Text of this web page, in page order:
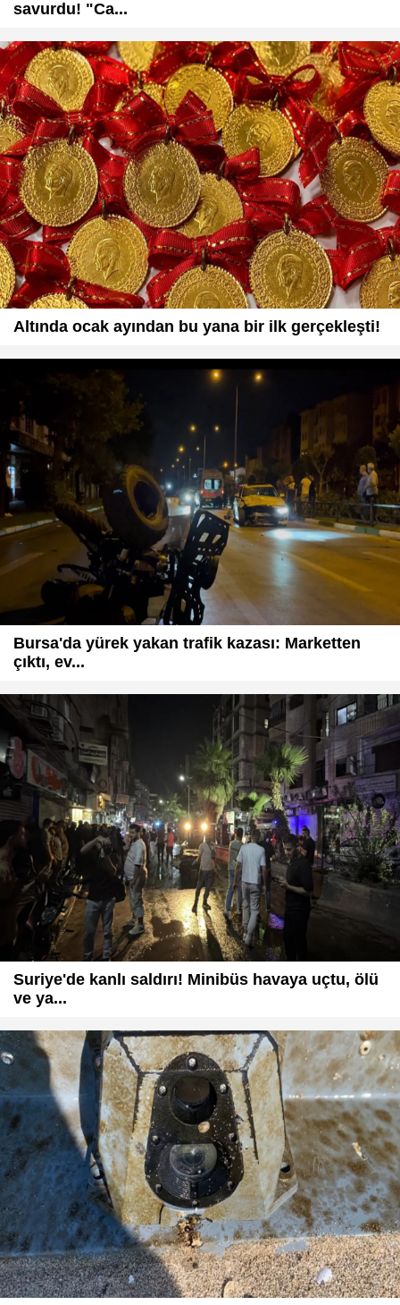
savurdu! "Ca...
Altında ocak ayından bu yana bir ilk gerçekleşti!
Bursa'da yürek yakan trafik kazası: Marketten
çıktı, ev...
Suriye'de kanlı saldırı! Minibüs havaya uçtu, ölü
ve ya...